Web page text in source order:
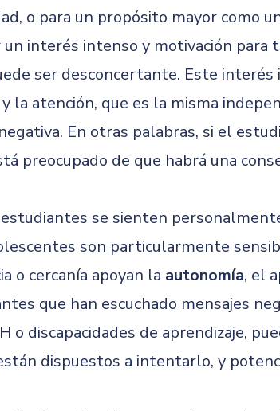
o para un propósito mayor como
interés intenso y motivación para
ser desconcertante. Este
la atención, que es la misma
En otras palabras, si el
preocupado de que habrá una
se sienten
son particularmente
o cercanía apoyan la autonomía, el
que han escuchado mensajes
discapacidades de aprendizaje,
dispuestos a intentarlo, y